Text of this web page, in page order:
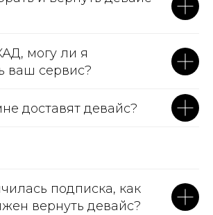
могу ли я
ваш сервис?
доставят девайс?
подписка, как
вернуть девайс?